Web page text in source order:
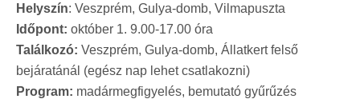
Helyszín: Veszprém, Gulya-domb, Vilmapuszta
Időpont: október 1. 9.00-17.00 óra
Találkozó: Veszprém, Gulya-domb, Állatkert felső
bejáratánál (egész nap lehet csatlakozni)
Program: madármegfigyelés, bemutató gyűrűzés